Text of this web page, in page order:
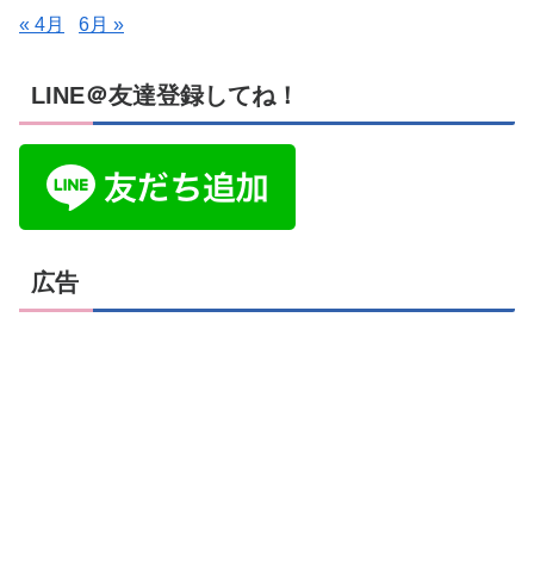
« 4月 6月 »
LINE＠友達登録してね！
広告